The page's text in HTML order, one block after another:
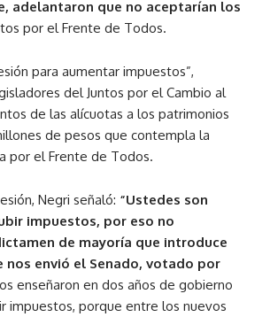
adelantaron que no aceptarían los
por el Frente de Todos.
para aumentar impuestos”,
del Juntos por el Cambio al
de las alícuotas a los patrimonios
de pesos que contempla la
por el Frente de Todos.
Negri señaló: “Ustedes son
impuestos, por eso no
de mayoría que introduce
nos envió el Senado, votado por
enseñaron en dos años de gobierno
impuestos, porque entre los nuevos